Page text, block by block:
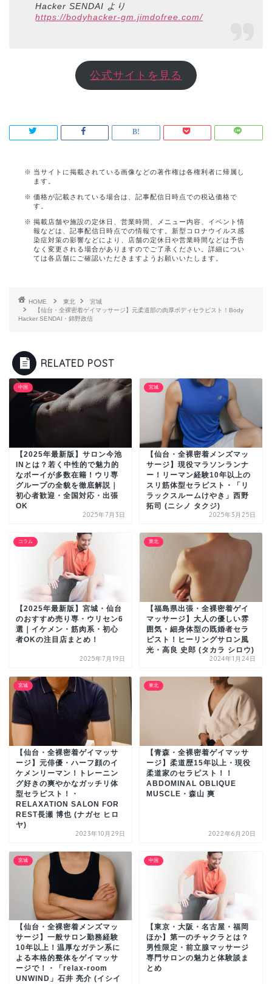
Hacker SENDAI より
https://bodyhacker-gm.jimdofree.com/
公式サイトを見る
当サイトに掲載されている画像などの著作権は各権利者に帰属し
ます。
価格が記載されている場合は、記事配信日時点での税込価格で
す。
掲載店舗や施設の定休日、営業時間、メニュー内容、イベント情
報などは、記事配信日時点での情報です。新型コロナウイルス感
染症対策の影響などにより、店舗の定休日や営業時間などは予告
なく変更される場合がありますのでご了承ください。詳細につい
ては各店舗にご確認いただきますようお願いいたします。
HOME 東北
宮城
【仙台・全裸密着ゲイマッサージ】元柔道部の肉厚ボディセラピスト！Body
Hacker SENDAI・錦野政信
RELATED POST
中国
【2025年最新版】サロン今池
INとは？若く中性的で魅力的
なボーイが多数在籍！ウリ専
グループの全貌を徹底解説｜
初心者歓迎・全国対応・出張
OK
2025年7月3日
宮城
【仙台・全裸密着メンズマッ
サージ】現役マラソンランナ
ー！リーマン経験10年以上の
スリ筋体型セラピスト・「リ
ラックスルームけやき」西野
拓司 (ニシノ タクジ)
2025年3月25日
コラム
【2025年最新版】宮城・仙台
のおすすめ売り専・ウリセン6
選｜イケメン・筋肉系・初心
者OKの注目店まとめ！
2025年7月19日
東北
【福島県出張・全裸密着ゲイ
マッサージ】大人の優しい雰
囲気・細身体型の既婚者セラ
ピスト！ヒーリングサロン風
光・高良 史郎 (タカラ シロウ)
2024年1月24日
宮城
【仙台・全裸密着ゲイマッサ
ージ】元俳優・ハーフ顔のイ
ケメンリーマン！トレーニン
グ好きの爽やかなガッチリ体
型セラピスト！・
RELAXATION SALON FOR
REST長瀬 博也 (ナガセ ヒロ
ヤ)
2023年10月29日
東北
【青森・全裸密着ゲイマッサ
ージ】柔道歴15年以上・現役
柔道家のセラピスト！！
ABDOMINAL OBLIQUE
MUSCLE・森山 爽
2022年6月20日
宮城
【仙台・全裸密着メンズマッ
サージ】一般サロン勤務経験
10年以上！温厚なガテン系に
よる本格的整体をゲイマッサ
ージで！・「relax-room
UNWIND」石井 亮介 (イシイ
中国
【東京・大阪・名古屋・福岡
ほか】第一のチャクラとは？
男性限定・前立腺マッサージ
専門サロンの魅力と体験談ま
とめ